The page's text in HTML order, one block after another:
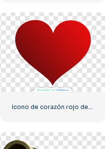
Icono de corazón rojo degradado